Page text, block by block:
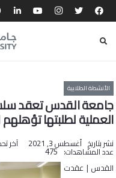
الأنشطة الطلابية
جامعة القدس تعقد
العملية لطلبتها
نشر بتاريخ أغسطس 3, 2021 آخر
عدد المشاهدات: 475
القدس | عقدت